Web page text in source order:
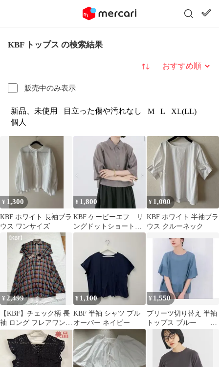
KBF トップス の検索結果
販売中のみ表示
並び替え
新品、未使用 目立った傷や汚れなし M L
XL(LL)
個人
¥ 1,300
KBF ホワイト 長袖ブラ
ウス ワンサイズ
¥ 1,800
KBF ケービーエフ リ
ングドットショートシ
ャツ シアーシャツ
¥ 1,000
KBF ホワイト 半袖ブラ
ウス クルーネック
¥ 2,499
【KBF】チェック柄 長
袖 ロング フレアワンピ
ース
¥ 1,100
KBF 半袖 シャツ プル
オーバー ネイビー
¥ 1,550
プリーツ切り替え 半袖
トップス ブルー